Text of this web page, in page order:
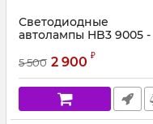
Светодиодные
автолампы HB3 9005 -
5 500 2 900 ₽